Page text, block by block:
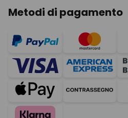
Metodi di pagamento